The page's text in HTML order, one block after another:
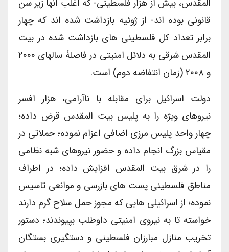
المقدس، بیش از هزار فلسطینی- که اغلب آنها زیر سن
قانونی بوده اند- از ژوئیه بازداشت شده اند که چهار
برابر تعداد کل فلسطینی های بازداشت شده در بیت
المقدس شرقی به دلائل امنیتی در فاصلۀ سالهای ۲۰۰۰
دولت اسرائیل برای مقابله با ناآرامی، هزار افسر
نیروهای ویژه را به پلیس بیت المقدس قرض داده؛
چهار واحد پلیس مرزی اضافی اعزام نموده؛ حملاتی در
مقیاس بزرگ انجام داده و حضور نیروهای شبه نظامی
را در شرق بیت المقدس افزایش داده؛ در اطراف
مناطق فلسطینی پست های بازرسی و موانعی تاسیس
نموده؛ از اسرائیلی هایی که مجوز حمل سلاح گرم دارند
خواسته تا به نیروی امنیتی داوطلب بپیوندند؛ دستور
تخریب منازل مبارزان فلسطینی و دستگیری بستگان